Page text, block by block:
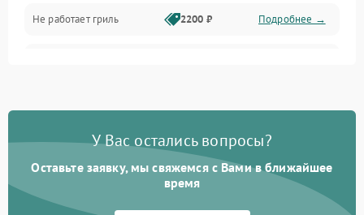
Не работает гриль 2200 ₽ Подробнее →
Появление запаха гари 2400 ₽ Подробнее →
Проблемы с вентилятором 2000 ₽
Поломка системы
охлаждения
Подробнее →
У Вас остались вопросы?
Оставьте заявку, мы свяжемся с Вами в ближайшее
время